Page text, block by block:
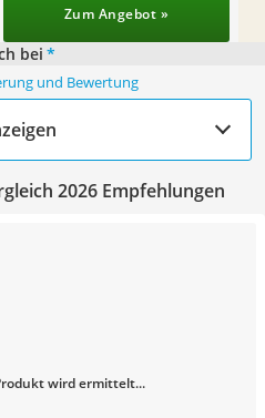
Zum Angebot »
bei *
und Bewertung
2026 Empfehlungen
wird ermittelt...